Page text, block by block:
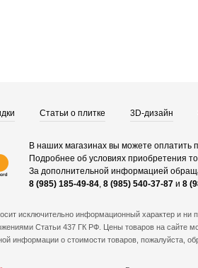
Статьи о плитке 3D-дизайн
В наших магазинах вы можете оплатить
Подробнее об условиях приобретения
За дополнительной информацией
8 (985) 185-49-84, 8 (985) 540-37-87 и 8
исключительно информационный характер и ни
Статьи 437 ГК РФ. Цены товаров на сайте
информации о стоимости товаров, пожалуйста,